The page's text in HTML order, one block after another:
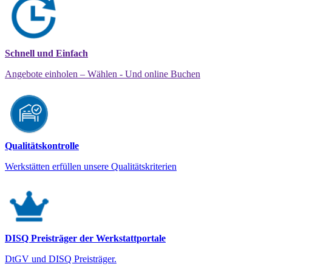
Schnell und Einfach
Angebote einholen – Wählen - Und online Buchen
Qualitätskontrolle
Werkstätten erfüllen unsere Qualitätskriterien
DISQ Preisträger der Werkstattportale
DtGV und DISQ Preisträger.